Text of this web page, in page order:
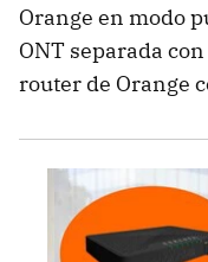
Orange en modo
ONT separada
router de Orange